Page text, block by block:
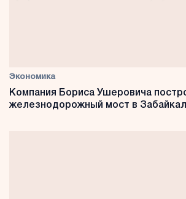
Экономика
Компания Бориса Ушеровича
железнодорожный мост в